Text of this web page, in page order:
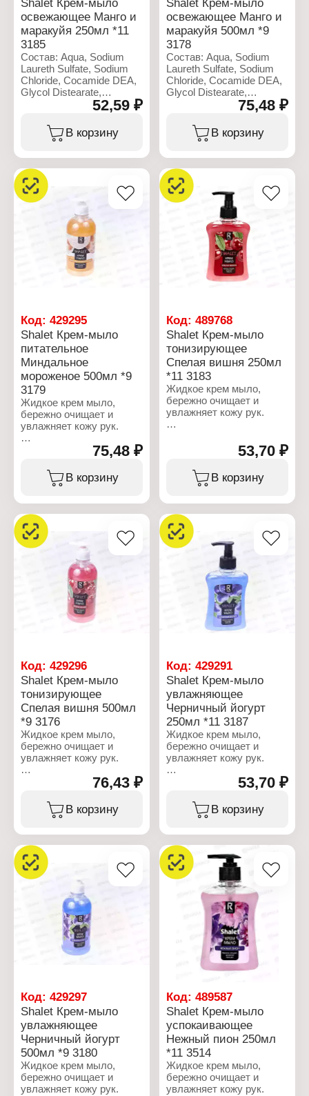
Shalet Крем-мыло
освежающее Манго и
маракуйя 250мл *11
3185
Состав: Aqua, Sodium
Laureth Sulfate, Sodium
Chloride, Cocamide DEA,
Glycol Distearate,
Triethylene glycol, Benzyl
alcohol, Propylene glycol,
Methylchloroisothiazolinone,
Methylisothiazolinone,
CI 19140
Характеристики:
Производитель:
Ренессанс Косметик
Бренд: Shalet
Артикул: 3185
Тип товара: Мыло
Назначение: для рук
мыло
Аромат: "Манго и
маракуйя"
Объем: 250 мл
52,59 ₽
В корзину
Shalet Крем-мыло
освежающее Манго и
маракуйя 500мл *9
3178
Состав: Aqua, Sodium
Laureth Sulfate, Sodium
Chloride, Cocamide DEA,
Glycol Distearate,
Triethylene glycol, Benzyl
alcohol, Propylene glycol,
Methylchloroisothiazolinone,
Methylisothiazolinone,
CI 19141
Характеристики:
Производитель:
Ренессанс Косметик
Бренд: Shalet
Артикул: 3178
Тип товара: Мыло
Назначение: для рук
мыло
Аромат: "Манго и
маракуйя"
Объем: 500 мл
75,48 ₽
В корзину
Код: 429295
Shalet Крем-мыло
питательное
Миндальное
мороженое 500мл *9
3179
Жидкое крем мыло,
бережно очищает и
увлажняет кожу рук.
Характеристики:
Ренессанс Косметик
Бренд: Shalet
жидкое
Назначение: для рук
Вариация: питательное
Форма выпуска: крем-
Аромат: "Миндальное
мороженое"
Объем: 500 мл
75,48 ₽
В корзину
Код:489768
Shalet Крем-мыло
тонизирующее
Спелая вишня 250мл
*11 3183
Жидкое крем мыло,
бережно очищает и
увлажняет кожу рук.
Производитель:
Ренессанс Косметик
Бренд: Shalet
Артикул: 3183
жидкое
Назначение: для рук
Вариация: тонизирующее
Форма выпуска: крем-
Аромат: "Спелая вишня"
Объем: 250 мл
53,70 ₽
В корзину
Код: 429296
Shalet Крем-мыло
тонизирующее
Спелая вишня 500мл
*9 3176
Жидкое крем мыло,
бережно очищает и
увлажняет кожу рук.
Характеристики:
Ренессанс Косметик
Бренд: Shalet
жидкое
Назначение: для рук
Вариация: тонизирующее
Форма выпуска: крем-
Аромат: "Спелая вишня"
Объем: 500 мл
76,43 ₽
В корзину
Код:429291
Shalet Крем-мыло
увлажняющее
Черничный йогурт
250мл *11 3187
Жидкое крем мыло,
бережно очищает и
увлажняет кожу рук.
Характеристики:
Ренессанс Косметик
Бренд: Shalet
жидкое
Назначение: для рук
Вариация: Увлажняющее
Форма выпуска: крем-
Аромат: "Черничный
Объем: 250 мл
53,70 ₽
В корзину
Код: 429297
Shalet Крем-мыло
увлажняющее
Черничный йогурт
500мл *9 3180
Жидкое крем мыло,
бережно очищает и
увлажняет кожу рук.
Код:489587
Shalet Крем-мыло
успокаивающее
Нежный пион 250мл
*11 3514
Жидкое крем мыло,
бережно очищает и
увлажняет кожу рук.